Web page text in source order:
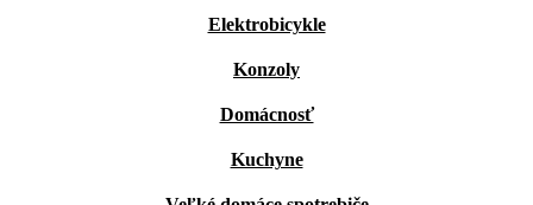
Elektrobicykle
Konzoly
Domácnosť
Kuchyne